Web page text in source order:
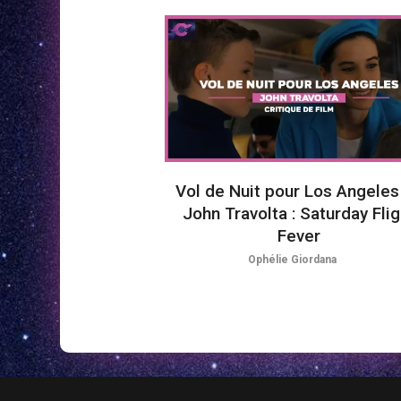
Vol de Nuit pour Los
John Travolta : Saturday
Fever
Ophélie Giordana